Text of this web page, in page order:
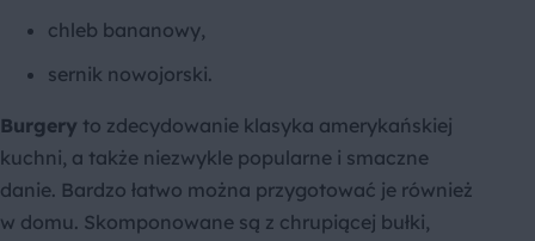
chleb bananowy,
sernik nowojorski.
Burgery to zdecydowanie klasyka amerykańskiej
kuchni, a także niezwykle popularne i smaczne
danie. Bardzo łatwo można przygotować je również
w domu. Skomponowane są z chrupiącej bułki,